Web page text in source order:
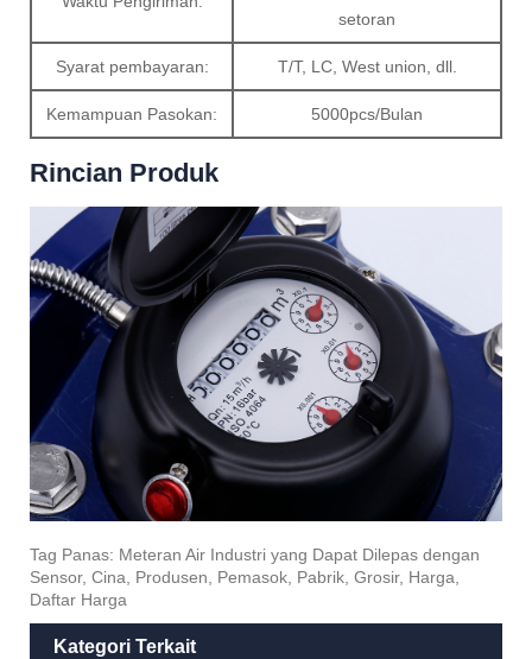
setoran
Syarat pembayaran: T/T, LC, West union, dll.
Kemampuan Pasokan: 5000pcs/Bulan
Rincian Produk
Tag Panas: Meteran Air Industri yang Dapat Dilepas dengan
Sensor, Cina, Produsen, Pemasok, Pabrik, Grosir, Harga,
Daftar Harga
Kategori Terkait